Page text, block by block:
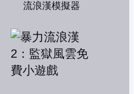
流浪漢模擬器